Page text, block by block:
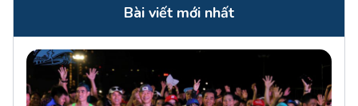
Bài viết mới nhất